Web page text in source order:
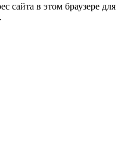
сайта в этом браузере для